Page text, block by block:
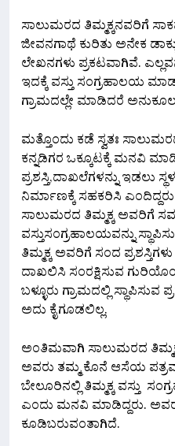
ಸಾಲುಮರದ ತಿಮ್ಮಕ್ಕನವರಿಗೆ
ಜೀವನಗಾಥೆ ಕುರಿತು ಅನೇಕ
ಲೇಖನಗಳು ಪ್ರಕಟವಾಗಿವೆ.
ಇದಕ್ಕೆ ವಸ್ತು ಸಂಗ್ರಹಾಲಯ
ಗ್ರಾಮದಲ್ಲೇ ಮಾಡಿದರೆ
ಮತ್ತೊಂದು ಕಡೆ ಸ್ವತಃ
ಕನ್ನಡಿಗರ ಒಕ್ಕೂಟಕ್ಕೆ ಮನವಿ
ಪ್ರಶಸ್ತಿ,ದಾಖಲೆಗಳನ್ನು ಇಡಲು
ನಿರ್ಮಾಣಕ್ಕೆ ಸಹಕರಿಸಿ ಎಂದಿದ್ದರು
ಸಾಲುಮರದ ತಿಮ್ಮಕ್ಕ ಅವರಿಗೆ
ವಸ್ತುಸಂಗ್ರಹಾಲಯವನ್ನು
ತಿಮ್ಮಕ್ಕ ಅವರಿಗೆ ಸಂದ
ದಾಖಲಿಸಿ ಸಂರಕ್ಷಿಸುವ
ಬಳ್ಳೂರು ಗ್ರಾಮದಲ್ಲಿ
ಅದು ಕೈಗೂಡಲಿಲ್ಲ.
ಅಂತಿಮವಾಗಿ ಸಾಲುಮರದ
ಅವರು ತಮ್ಮ ಕೊನೆ ಆಸೆಯ
ಬೇಲೂರಿನಲ್ಲಿ ತಿಮ್ಮಕ್ಕ ವಸ್ತು
ಎಂದು ಮನವಿ ಮಾಡಿದ್ದರು.
ಕೂಡಿಬರುವಂತಾಗಿದೆ.